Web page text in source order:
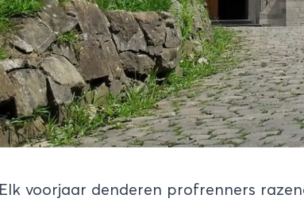
Elk voorjaar denderen profrenners